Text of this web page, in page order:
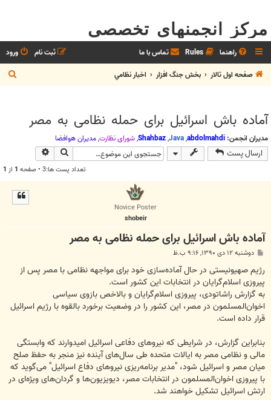
مرکز انجمنهای تخصصی
راهنما Rules تماس با ما ورود
ثبت نام
صفحه اول تالار
بخش جنگ افزار اخبار نظامي
س
آماده باش اسرائیل برای حمله نظامی به مصر
مدیران انجمن: abdolmahdi
,
Java
,
Shahbaz
,شوراي نظارت,مديران هوافضا
ارسال پست جستجو
تعداد پست ها:3 • صفحه 1 از 1
Novice Poster
shobeir
آماده باش اسرائیل برای حمله نظامی به مصر
ت
دوشنبه ۱۲ دی ۱۳۹۰, ۹:۱۶ ب.ظ
رژیم صهیونیستی در حال آماده‌سازی خود برای مواجهه نظامی با مصر پس از
پیروزی اسلام‌گرایان در انتخابات این کشور است.
به گزارش راشاتودی، پیروزی اسلام‌گرایان و بالاخص بازوی سیاسی
اخوان‌المسلمون در مصر، این کشور را در وضعیت برخورد بالقوه با رژیم اسرائیل
قرار داده است.
بنابراین گزارش، در شرایطی که نیروهای دفاعی اسرائیل امیدوارند که وابستگی
مالی و نظامی مصر به ایالات متحده طی سال‌های آینده نیز منجر به حفظ صلح
میان مصر و اسرائیل شود، "مدیر برنامه‌ریزی نیروهای دفاع اسرائیل" می‌گوید که
با پیروزی اخوان‌المسلمون در انتخابات مصر، دیویزیون‌ها و گردان‌های ویژه‌ای در
ارتش اسرائیل تشکیل خواهند شد.